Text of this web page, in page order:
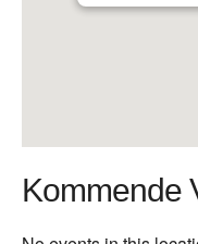
Kommende